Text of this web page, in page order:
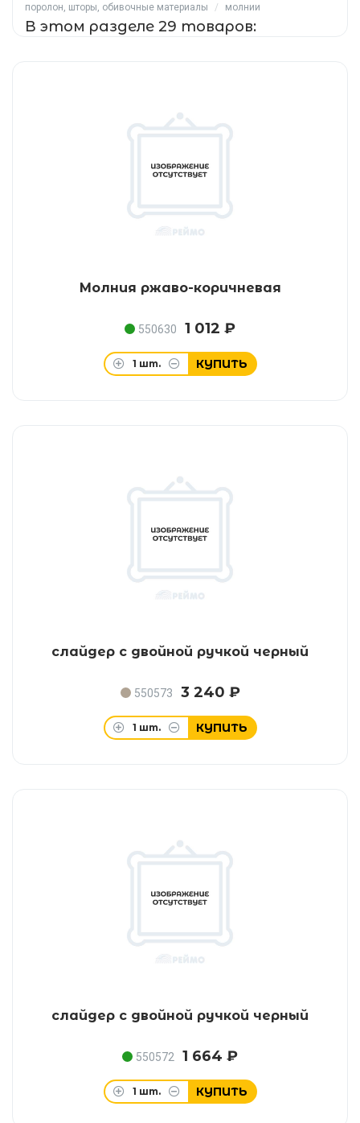
поролон, шторы, обивочные материалы
/ молнии
В этом разделе 29 товаров:
Молния ржаво-коричневая
550630 1 012 ₽
1 шт. КУПИТЬ
слайдер с двойной ручкой черный
550573 3 240 ₽
1 шт. КУПИТЬ
слайдер с двойной ручкой черный
550572 1 664 ₽
1 шт. КУПИТЬ